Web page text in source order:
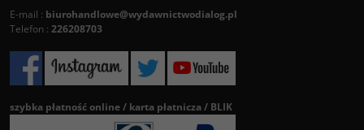
E-mail : biurohandlowe@wydawnictwodialog.pl
Telefon : 226208703
szybka płatność online / karta płatnicza / BLIK